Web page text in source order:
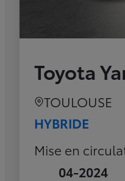
Toyota
TOULOUSE
HYBRIDE
Mise en
04-2024